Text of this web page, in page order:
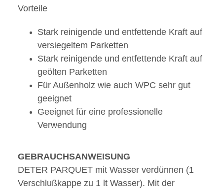
Vorteile
Stark reinigende und entfettende Kraft auf
versiegeltem Parketten
Stark reinigende und entfettende Kraft auf
geölten Parketten
Für Außenholz wie auch WPC sehr gut
geeignet
Geeignet für eine professionelle
Verwendung
GEBRAUCHSANWEISUNG
DETER PARQUET mit Wasser verdünnen (1
Verschlußkappe zu 1 lt Wasser). Mit der